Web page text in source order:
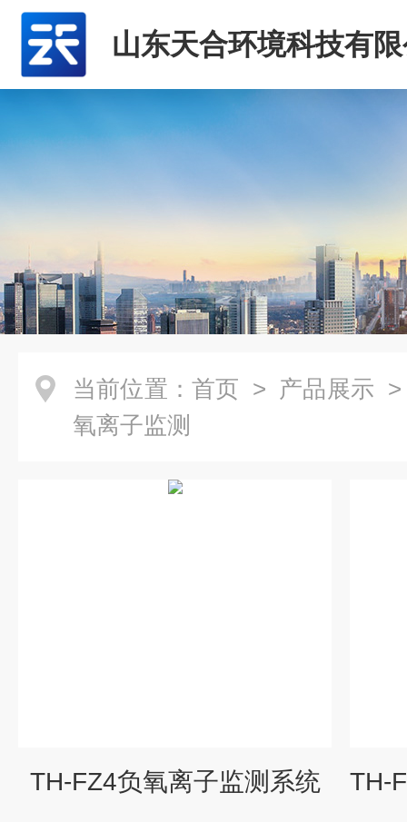
山东天合环境科技有
当前位置： 首页 > 产品展示
氧离子监测
TH-FZ4负氧离子监测系统